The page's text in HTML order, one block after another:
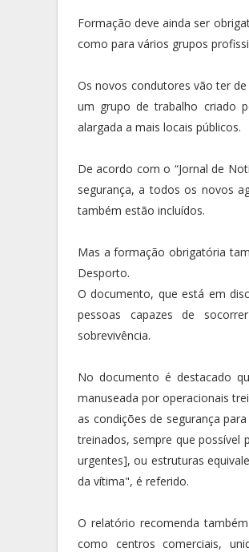
Formação deve ainda ser
como para vários grupos
Os novos condutores vão ter
um grupo de trabalho criado
alargada a mais locais públicos.
De acordo com o “Jornal de
segurança, a todos os novos
também estão incluídos.
Mas a formação obrigatória
Desporto.
O documento, que está em
pessoas capazes de
sobrevivência.
No documento é destacado
manuseada por operacionais
as condições de segurança
treinados, sempre que possível
urgentes], ou estruturas
da vítima", é referido.
O relatório recomenda
como centros comerciais,